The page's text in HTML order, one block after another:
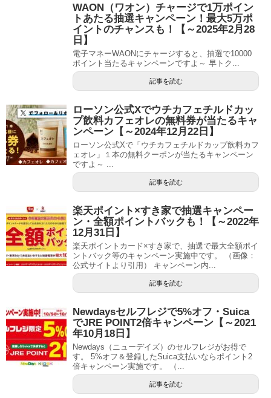
WAON（ワオン）チャージで1万ポイン
トあたる抽選キャンペーン！最大5万ポ
イントのチャンスも！【～2025年2月28
日】
電子マネーWAONにチャージすると、抽選で10000
ポイント当たるキャンペーンですよ～ 早トク...
記事を読む
ローソン公式Xでウチカフェチルドカッ
プ飲料カフェオレの無料券が当たるキャ
ンペーン【～2024年12月22日】
ローソン公式Xで「ウチカフェチルドカップ飲料カフ
ェオレ」１本の無料クーポンが当たるキャンペーン
ですよ～ ...
記事を読む
楽天ポイント×すき家で抽選キャンペー
ン・全額ポイントバックも！【～2022年
12月31日】
楽天ポイントカード×すき家で、抽選で最大全額ポイ
ントバック等のキャンペーン実施中です。 （画像：
公式サイトより引用） キャンペーン内...
記事を読む
Newdaysセルフレジで5%オフ・Suica
でJRE POINT2倍キャンペーン【～2021
年10月18日】
Newdays（ニューデイズ）のセルフレジがお得で
す。 5%オフ＆登録したSuica支払いならポイント2
倍キャンペーン実施です。 （...
記事を読む